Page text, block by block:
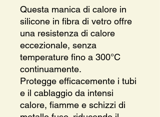
Questa manica di calore in
silicone in fibra di vetro offre
una resistenza di calore
eccezionale, senza
temperature fino a 300°C
continuamente.
Protegge efficacemente i tubi
e il cablaggio da intensi
calore, fiamme e schizzi di